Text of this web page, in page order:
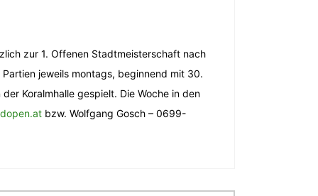
zur 1. Offenen Stadtmeisterschaft nach
jeweils montags, beginnend mit 30.
Koralmhalle gespielt. Die Woche in den
bzw. Wolfgang Gosch – 0699-